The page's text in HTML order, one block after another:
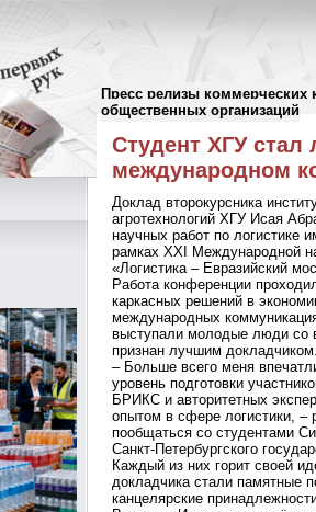
Пресс релизы коммерческих
общественных организаций
Пресс-релизы//
Студент ХГУ
международном
Доклад второкурсника
агротехнологий ХГУ Исая
научных работ по логистике
рамках XXI Международной
«Логистика – Евразийский
Работа конференции
каркасных решений в
международных
выступали молодые люди со
признан лучшим
– Больше всего меня
уровень подготовки
БРИКС и авторитетных
опытом в сфере логистики,
пообщаться со студентами
Санкт‑Петербургского
Каждый из них горит своей
докладчика стали памятные
канцелярские